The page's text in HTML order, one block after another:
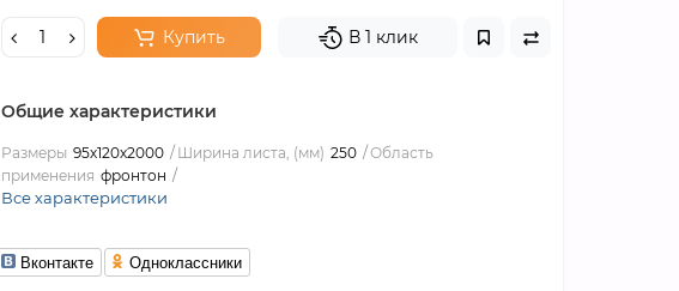
Купить В 1 клик
Общие характеристики
Размеры 95х120х2000 Ширина листа, (мм) 250
Область
применения фронтон
Все характеристики
Вконтакте Одноклассники